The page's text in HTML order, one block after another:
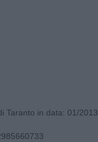
Taranto in data: 01/2013